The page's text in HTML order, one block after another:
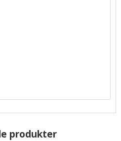
produkter